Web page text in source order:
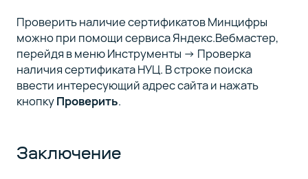
Проверить наличие сертификатов Минцифры
можно при помощи сервиса Яндекс.Вебмастер,
перейдя в меню Инструменты → Проверка
наличия сертификата НУЦ. В строке поиска
ввести интересующий адрес сайта и нажать
кнопкуПроверить.
Заключение